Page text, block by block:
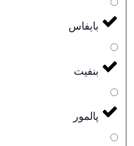
بایفاس
بنفیت
پالمور